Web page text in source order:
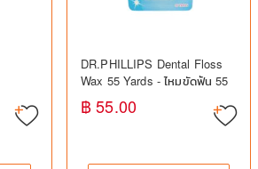
DR.PHILLIPS Dental Floss
Wax 55 Yards - ไหมขัดฟัน 55
หลา แบบเคลือบแว็กซ์
฿ 55.00